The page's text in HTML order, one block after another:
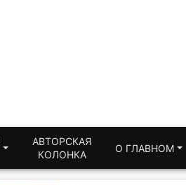
АВТОРСКАЯ
КОЛОНКА
О ГЛАВНОМ